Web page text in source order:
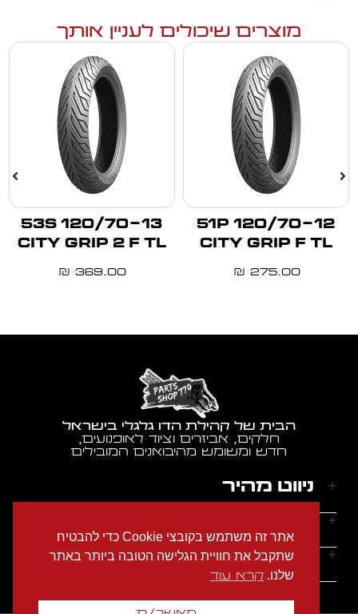
מוצרים שיכולים לעניין אותך
120/70-12 51P
CITY GRIP F TL
275.00
₪
120/70-13 53S
CITY GRIP 2 F TL
369.00
₪
הבית של קהילת הדו גלגלי בישראל
חלקים, אביזרים וציוד לאופנועים,
חדש ומשומש מהיבואנים המובילים
ניווט מהיר
דף הבית
אודותינו
הצהרת נגישות
מדיניות הפרטיות
ראשון - חמישי: 9:00-18:00
יצירת קשר
אתר זה משתמש בקובצי Cookie כדי להבטיח
שתקבל את חוויית הגלישה הטובה ביותר באתר
שלנו. קרא עוד